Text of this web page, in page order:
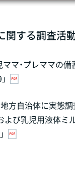
関する調査活
マ・プレママの備
方自治体に実態調
よび乳児用液体ミ